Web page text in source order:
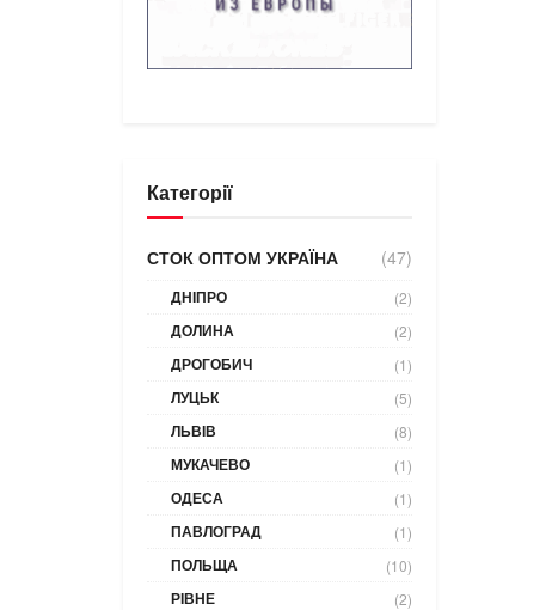
Категорії
СТОК ОПТОМ УКРАЇНА (47)
ДНІПРО (2)
ДОЛИНА (2)
ДРОГОБИЧ (1)
ЛУЦЬК (5)
ЛЬВІВ (8)
МУКАЧЕВО (1)
ОДЕСА (1)
ПАВЛОГРАД (1)
ПОЛЬЩА (10)
РІВНЕ (2)